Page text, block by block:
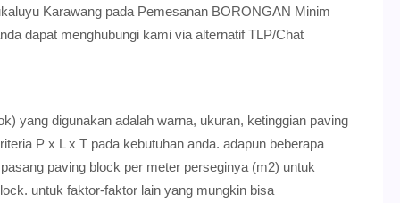
Karawang pada Pemesanan BORONGAN Minim
dapat menghubungi kami via alternatif TLP/Chat
yang digunakan adalah warna, ukuran, ketinggian paving
P x L x T pada kebutuhan anda. adapun beberapa
paving block per meter perseginya (m2) untuk
untuk faktor-faktor lain yang mungkin bisa